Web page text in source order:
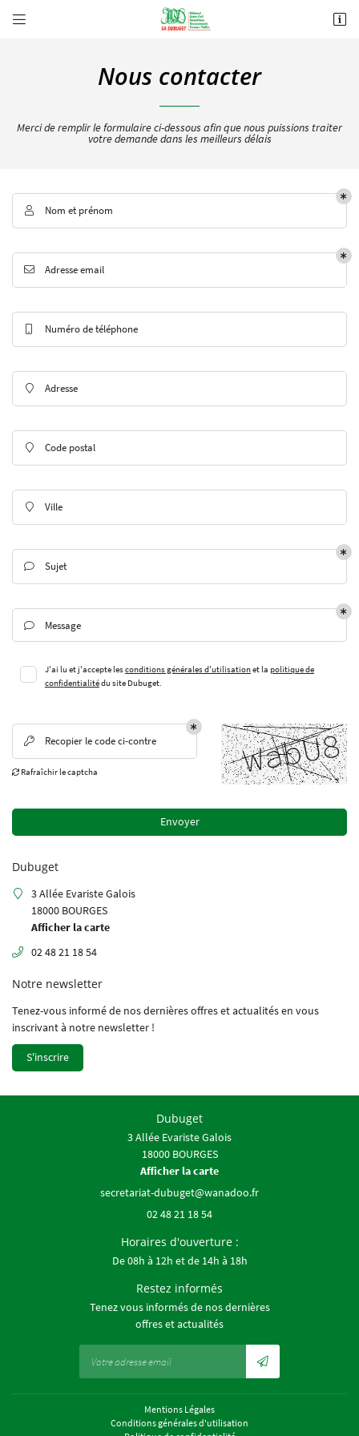

GROS ŒUVRE
PUBLICS
DÉMOLITION
- RECRUTEMENT
CONTACT

Une question
02 48 21 18 54
Restez
 Recopier le code ci-contre
Rafraîchir le captcha
En cochant cette case, vous consentez à recevoir nos propositions commerciales à l'adresse
email indiqué ci-dessus. Vous pouvez vous désinscrire à tout moment en utilisant
formulaire de désinscription
Inscription
Nous contacter
Merci de remplir le formulaire ci-dessous afin que nous puissions traiter
votre demande dans les meilleurs délais
 Nom et prénom
 Adresse email
Numéro de téléphone
 Adresse
 Code postal
 Ville
 Sujet
 Message
J'ai lu et j'accepte lesconditions générales d'utilisationet la politique de
confidentialitédu site Dubuget.
 Recopier le code ci-contre
 Rafraîchir le captcha
Envoyer
Dubuget
3 Allée Evariste Galois
18000 BOURGES
Afficher la carte
02 48 21 18 54
Notre newsletter
Tenez-vous informé de nos dernières offres et actualités en vous
inscrivant à notre newsletter !
S'inscrire
Dubuget
3 Allée Evariste Galois
18000 BOURGES
Afficher la carte
02 48 21 18 54
Horaires d'ouverture :
De 08h à 12h et de 14h à 18h
Restez informés
Tenez vous informés de nos dernières
offres et actualités
Mentions Légales
Conditions générales d'utilisation